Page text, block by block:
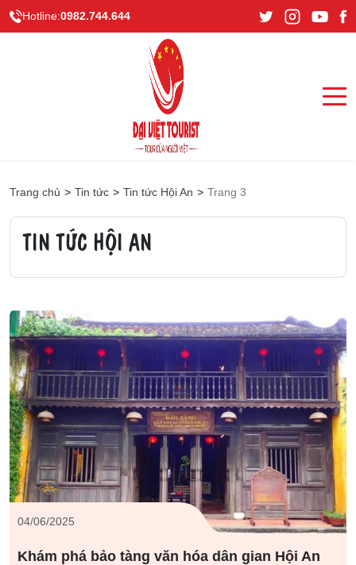
Hotline:0982.744.644
Trang chủ > Tin tức > Tin tức Hội An > Trang 3
TIN TỨC HỘI AN
04/06/2025
Khám phá bảo tàng văn hóa dân gian Hội An